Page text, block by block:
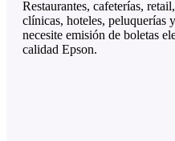
Restaurantes, cafeterías,
clínicas, hoteles, peluquerías
necesite emisión de boletas
calidad Epson.